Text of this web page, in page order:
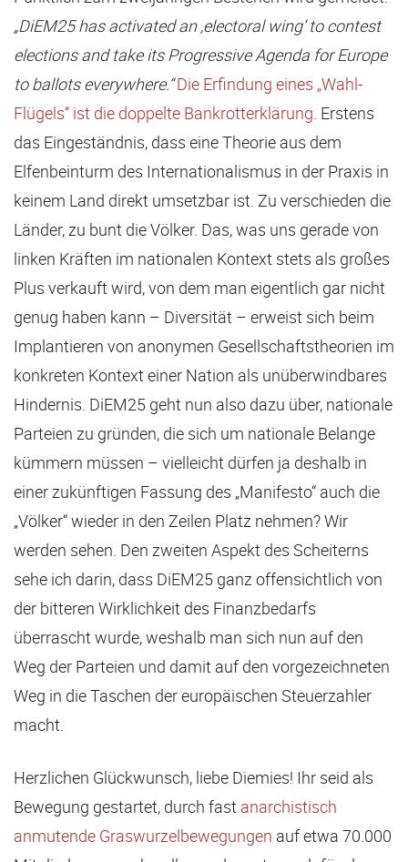
„DiEM25 has activated an ‚electoral wing‘ to contest
elections and take its Progressive Agenda for Europe
to ballots everywhere.“ Die Erfindung eines „Wahl-
Flügels“ ist die doppelte Bankrotterklärung. Erstens
das Eingeständnis, dass eine Theorie aus dem
Elfenbeinturm des Internationalismus in der Praxis in
keinem Land direkt umsetzbar ist. Zu verschieden die
Länder, zu bunt die Völker. Das, was uns gerade von
linken Kräften im nationalen Kontext stets als großes
Plus verkauft wird, von dem man eigentlich gar nicht
genug haben kann – Diversität – erweist sich beim
Implantieren von anonymen Gesellschaftstheorien im
konkreten Kontext einer Nation als unüberwindbares
Hindernis. DiEM25 geht nun also dazu über, nationale
Parteien zu gründen, die sich um nationale Belange
kümmern müssen – vielleicht dürfen ja deshalb in
einer zukünftigen Fassung des „Manifesto“ auch die
„Völker“ wieder in den Zeilen Platz nehmen? Wir
werden sehen. Den zweiten Aspekt des Scheiterns
sehe ich darin, dass DiEM25 ganz offensichtlich von
der bitteren Wirklichkeit des Finanzbedarfs
überrascht wurde, weshalb man sich nun auf den
Weg der Parteien und damit auf den vorgezeichneten
Weg in die Taschen der europäischen Steuerzahler
macht.
Herzlichen Glückwunsch, liebe Diemies! Ihr seid als
Bewegung gestartet, durch fast anarchistisch
anmutende Graswurzelbewegungen auf etwa 70.000